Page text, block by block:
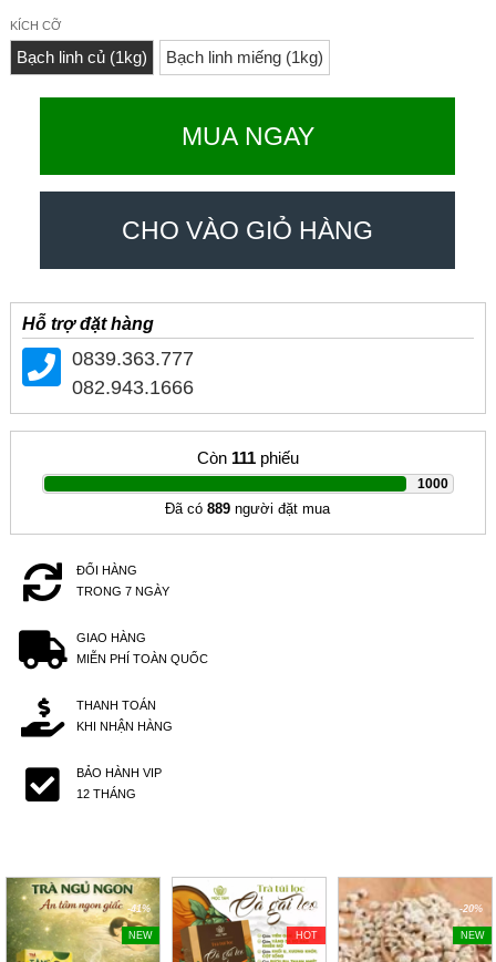
KÍCH CỠ
Bạch linh củ (1kg) Bạch linh miếng (1kg)
MUA NGAY
CHO VÀO GIỎ HÀNG
Hỗ trợ đặt hàng
0839.363.777
082.943.1666
Còn 111phiếu
1000
|
Đã có889 người đặt mua
ĐỔI HÀNG
TRONG 7 NGÀY
GIAO HÀNG
MIỄN PHÍ TOÀN QUỐC
THANH TOÁN
KHI NHẬN HÀNG
BẢO HÀNH VIP
12 THÁNG
-41%
NEW
-40%
HOT
-20%
NEW